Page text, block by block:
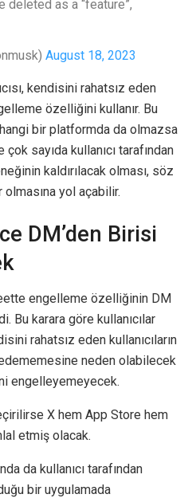
deleted as a “feature”,
August 18, 2023
kendisini rahatsız eden
özelliğini kullanır. Bu
bir platformda da olmazsa
sayıda kullanıcı tarafından
kaldırılacak olması, söz
olmasına yol açabilir.
DM’den Birisi
engelleme özelliğinin DM
Bu karara göre kullanıcılar
rahatsız eden kullanıcıların
neden olabilecek
engelleyemeyecek.
X hem App Store hem
etmiş olacak.
da kullanıcı tarafından
bir uygulamada